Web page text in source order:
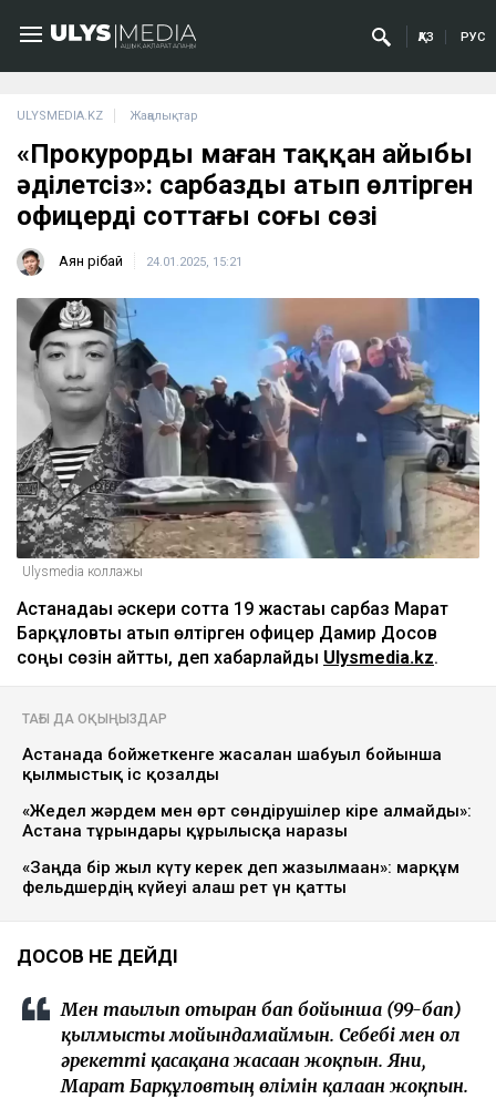
ҚАЗ РУС
ULYSMEDIA.KZ Жаңалықтар
«Прокурордың маған таққан айыбы
әділетсіз»: сарбазды атып өлтірген
офицердің соттағы соңғы сөзі
Аян Өрібай 24.01.2025, 15:21
Ulysmedia коллажы
Астанадағы әскери сотта 19 жастағы сарбаз Марат
Барқұловты атып өлтірген офицер Дамир Досов
соңғы сөзін айтты, деп хабарлайды Ulysmedia.kz.
ТАҒЫ ДА ОҚЫҢЫЗДАР
Астанада бойжеткенге жасалған шабуыл бойынша
қылмыстық іс қозғалды
«Жедел жәрдем мен өрт сөндірушілер кіре алмайды»:
Астана тұрғындары құрылысқа наразы
«Заңда бір жыл күту керек деп жазылмаған»: марқұм
фельдшердің күйеуі алғаш рет үн қатты
ДОСОВ НЕ ДЕЙДІ
Мен тағылып отырған бап бойынша (99-бап)
қылмысты мойындамаймын. Себебі мен ол
әрекетті қасақана жасаған жоқпын. Яғни,
Марат Барқұловтың өлімін қалаған жоқпын.